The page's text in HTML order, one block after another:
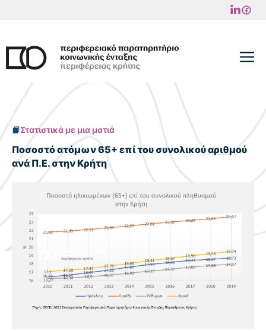
περιεχόμενο
Στατιστικά με μια ματιά
Ποσοστό ατόμων 65+ επί του συνολικού αριθμού
ανά Π.Ε. στην Κρήτη